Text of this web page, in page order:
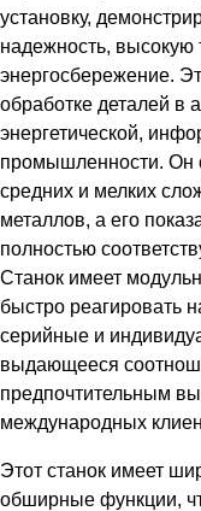
установку,
надежность, высокую
энергосбережение.
обработке деталей в
энергетической,
промышленности. Он
средних и мелких
металлов, а его
полностью
Станок имеет
быстро реагировать
серийные и
выдающееся
предпочтительным
международных
Этот станок имеет
обширные функции,